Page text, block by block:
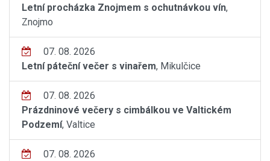
Letní procházka Znojmem s ochutnávkou vín,
Znojmo
07. 08. 2026
Letní páteční večer s vinařem, Mikulčice
07. 08. 2026
Prázdninové večery s cimbálkou ve Valtickém
Podzemí, Valtice
07. 08. 2026